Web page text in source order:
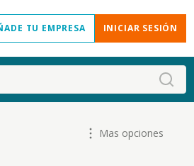
TU EMPRESA INICIAR SESIÓN
Mas opciones